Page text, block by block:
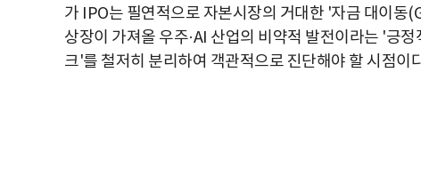
가 IPO는 필연적으로 자본시장의 거대한 '자금 대이
상장이 가져올 우주·AI 산업의 비약적 발전이라는 '긍
크'를 철저히 분리하여 객관적으로 진단해야 할 시점이